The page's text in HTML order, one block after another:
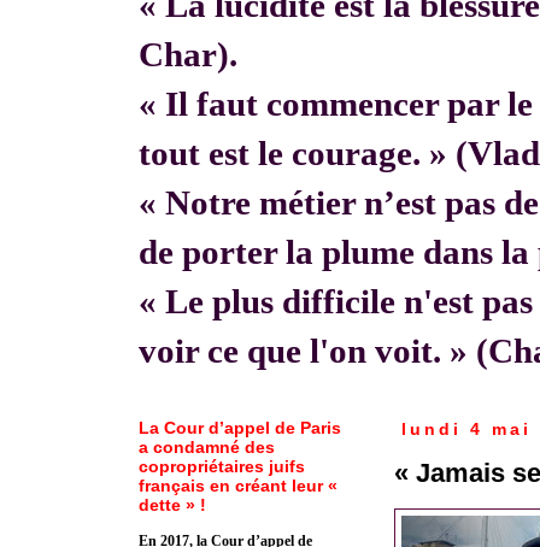
Char).
« Il faut commencer par le
tout est le courage. »
« Notre métier n’est pas
de porter la plume dans
« Le plus difficile n'est
voir ce que l'on voit. »
lundi 4 mai
« Jamais
La Cour d’appel de Paris
a condamné des
copropriétaires juifs
français en créant leur «
dette » !
En 2017, la Cour d’appel de